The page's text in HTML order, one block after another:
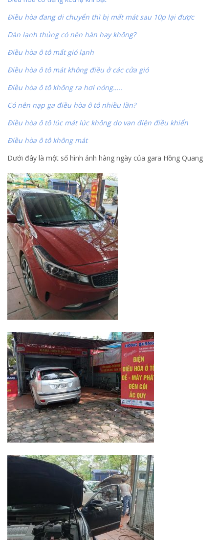
Điều hòa đang di chuyển thì bị mất mát sau 10p lại được
Dàn lạnh thủng có nên hàn hay không?
Điều hòa ô tô mất gió lạnh
Điều hòa ô tô mát không điều ở các cửa gió
Điều hòa ô tô không ra hơi nóng…..
Có nên nạp ga điều hòa ô tô nhiều lần?
Điều hòa ô tô lúc mát lúc không do van điện điều khiển
Điều hòa ô tô không mát
Dưới đây là một số hình ảnh hàng ngày của gara Hồng Quang